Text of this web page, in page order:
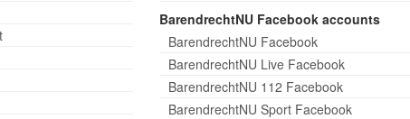
BarendrechtNU Facebook accounts
BarendrechtNU Facebook
BarendrechtNU Live Facebook
BarendrechtNU 112 Facebook
BarendrechtNU Sport Facebook